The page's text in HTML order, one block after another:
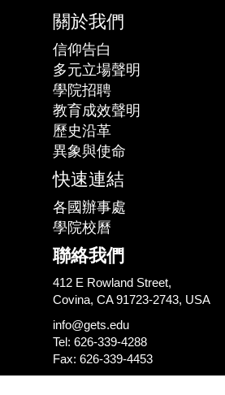
關於我們
信仰告白
多元立場聲明
學院招聘
教育成效聲明
歷史沿革
異象與使命
快速連結
各國辦事處
學院校曆
聯絡我們
412 E Rowland Street,
Covina, CA 91723-2743, USA
info@gets.edu
Tel: 626-339-4288
Fax: 626-339-4453